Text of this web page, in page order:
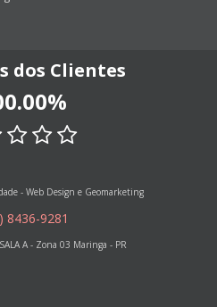
dos Clientes
- Web Design e Geomarketing
8436-9281
A - Zona 03 Maringa - PR